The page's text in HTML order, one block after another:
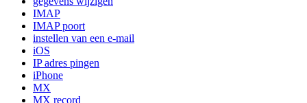
IMAP
IMAP poort
instellen van een e-mail
iOS
IP adres pingen
iPhone
MX
MX record